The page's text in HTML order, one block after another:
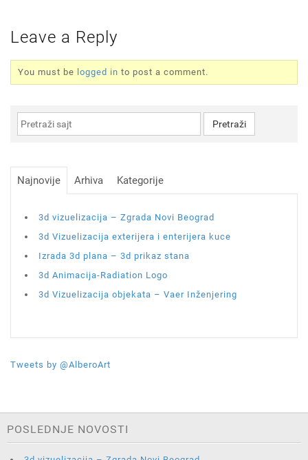
Leave a Reply
You must be logged in to post a comment.
Najnovije Arhiva Kategorije
3d vizuelizacija – Zgrada Novi Beograd
3d Vizuelizacija exterijera i enterijera kuce
Izrada 3d plana – 3d prikaz stana
3d Animacija-Radiation Logo
3d Vizuelizacija objekata – Vaer Inženjering
Tweets by @AlberoArt
POSLEDNJE NOVOSTI